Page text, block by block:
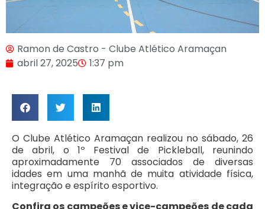
Ramon de Castro - Clube Atlético Aramaçan
abril 27, 2025
1:37 pm
O Clube Atlético Aramaçan realizou no sábado, 26
de abril, o 1º Festival de Pickleball, reunindo
aproximadamente 70 associados de diversas
idades em uma manhã de muita atividade física,
integração e espírito esportivo.
Confira os campeões e vice-campeões de cada